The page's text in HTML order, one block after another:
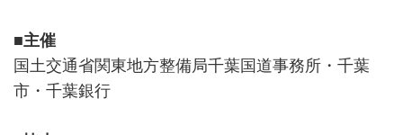
■主催
国土交通省関東地方整備局千葉国道事務所・千葉
市・千葉銀行